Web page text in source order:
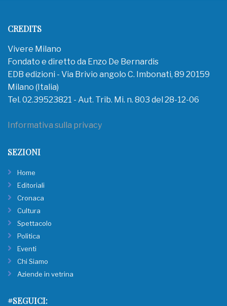
CREDITS
Vivere Milano
Fondato e diretto da Enzo De Bernardis
EDB edizioni - Via Brivio angolo C. Imbonati, 89 20159
Milano (Italia)
Tel. 02.39523821 - Aut. Trib. Mi. n. 803 del 28-12-06
Informativa sulla privacy
SEZIONI
Home
Editoriali
Cronaca
Cultura
Spettacolo
Politica
Eventi
Chi Siamo
Aziende in vetrina
#SEGUICI: